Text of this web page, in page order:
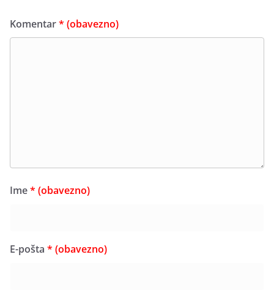
Komentar* (obavezno)
Ime* (obavezno)
E-pošta * (obavezno)